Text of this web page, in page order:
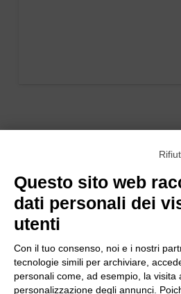
Questo sito web
dati personali dei
utenti
Con il tuo consenso, noi e i nostri
tecnologie simili per archiviare,
personali come, ad esempio, la visita
personalizzazione degli annunci.